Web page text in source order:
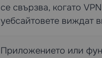
се свързва, когато
уебсайтовете виждат
Приложението или